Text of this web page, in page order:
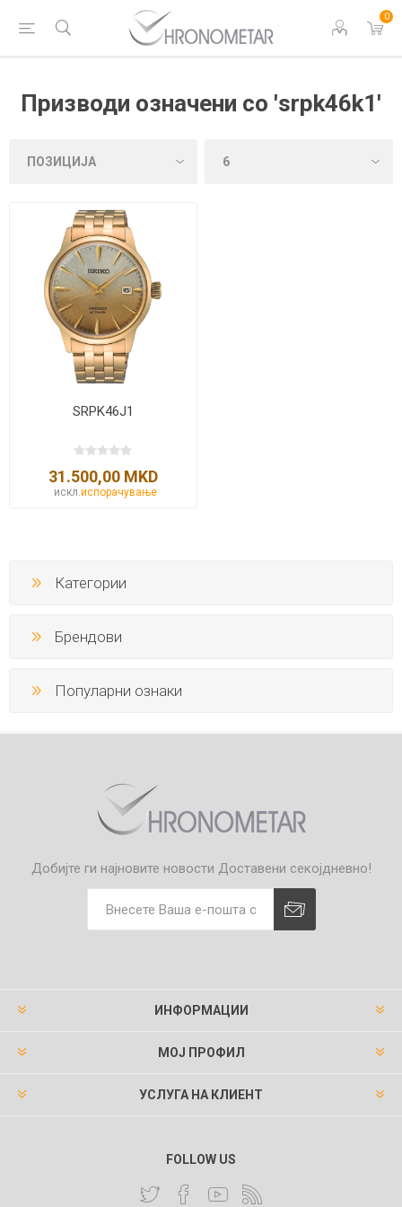
0
Призводи означени со 'srpk46k1'
SRPK46J1
31.500,00 MKD
искл. испорачување
Категории
Брендови
Популарни ознаки
Добијте ги најновите новости Доставени секојдневно!
ИНФОРМАЦИИ
МОЈ ПРОФИЛ
УСЛУГА НА КЛИЕНТ
FOLLOW US